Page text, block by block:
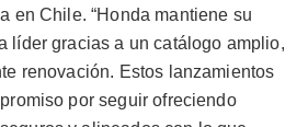
en Chile. “Honda mantiene su
líder gracias a un catálogo amplio,
renovación. Estos lanzamientos
por seguir ofreciendo